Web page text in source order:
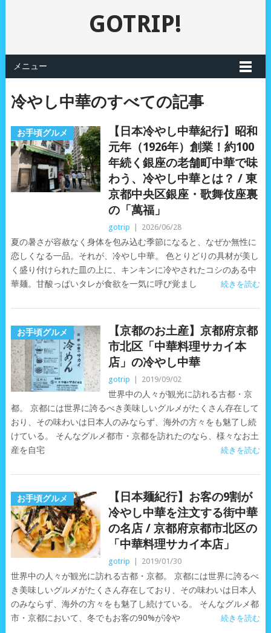
GOTRIP!
メニュー
冷やし中華のすべての記事
お手頃グルメ
【日本冷やし中華紀行】昭和
元年（1926年）創業！約100
年続く銀座の老舗町中華で味
わう、冷やし中華とは？ / 東
京都中央区銀座・歌舞伎座裏
の「萬福」
gotrip 2026/06/28
夏の暑さが容赦なく身体を包み込む季節になると、なぜか無性に
恋しくなる一品。それが、冷やし中華。 色とりどりの具材が美し
く盛り付けられた皿の上に、キンキンに冷やされたコシのある中
華麺。甘酸っぱいタレが食欲を一気に呼び覚まし
続きを読む
お手頃グルメ
【京都のお土産】京都府京都
市北区「中華料理サカイ本
店」の冷やし中華
gotrip 2019/09/02
世界中の人々が観光に訪れる古都・京
都。 京都には世界に誇るべき美味しいグルメがたくさん存在して
おり、その味わいは日本人のみならず、海外の方々をも魅了し続
けている。 そんなグルメ都市・京都を訪れたのなら、様々なお土
産を自宅
続きを読む
お手頃グルメ
【日本麺紀行】お客の9割が
冷やし中華を注文する街中華
の名店 / 京都府京都市北区の
「中華料理サカイ本店」
gotrip 2019/01/30
世界中の人々が観光に訪れる古都・京都。 京都には世界に誇るべ
き美味しいグルメがたくさん存在しており、その味わいは日本人
のみならず、海外の方々をも魅了し続けている。 そんなグルメ都
市・京都において、冬でもお客の90%が冷や
続きを読む